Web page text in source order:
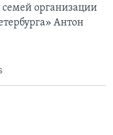
организации
Антон